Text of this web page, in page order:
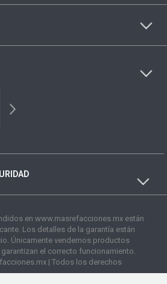
en www.masrefacciones.mx están
Los detalles de la garantía están
Únicamente vendemos productos
el correcto funcionamiento.
| Todos los derechos